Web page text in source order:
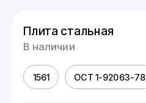
Плита стальная
В наличии
1561 ОСТ 1-92063-78